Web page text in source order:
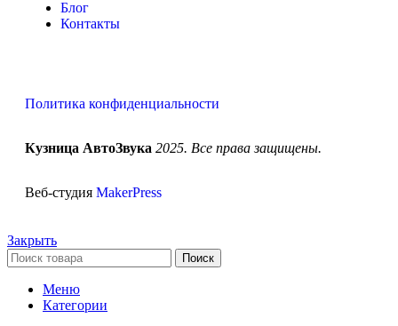
Блог
Контакты
Политика конфиденциальности
Кузница АвтоЗвука 2025. Все права защищены.
Веб-студия MakerPress
Закрыть
Поиск
Меню
Категории